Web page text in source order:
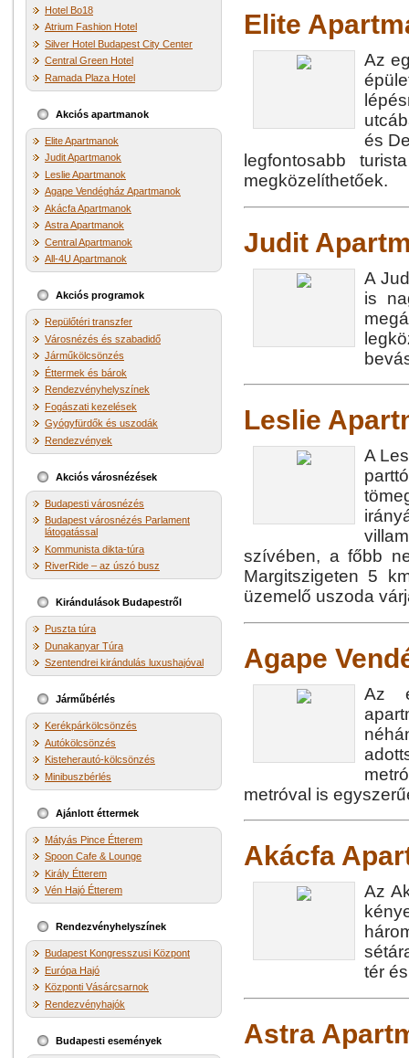
Hotel Bo18
Atrium Fashion Hotel
Silver Hotel Budapest City Center
Central Green Hotel
Ramada Plaza Hotel
Akciós apartmanok
Elite Apartmanok
Judit Apartmanok
Leslie Apartmanok
Agape Vendégház Apartmanok
Akácfa Apartmanok
Astra Apartmanok
Central Apartmanok
All-4U Apartmanok
Akciós programok
Repülőtéri transzfer
Városnézés és szabadidő
Járműkölcsönzés
Éttermek és bárok
Rendezvényhelyszínek
Fogászati kezelések
Gyógyfürdők és uszodák
Rendezvények
Akciós városnézések
Budapesti városnézés
Budapest városnézés Parlament
látogatással
Kommunista dikta-túra
RiverRide – az úszó busz
Kirándulások Budapestről
Puszta túra
Dunakanyar Túra
Szentendrei kirándulás luxushajóval
Járműbérlés
Kerékpárkölcsönzés
Autókölcsönzés
Kisteherautó-kölcsönzés
Minibuszbérlés
Ajánlott éttermek
Mátyás Pince Étterem
Spoon Cafe & Lounge
Király Étterem
Vén Hajó Étterem
Rendezvényhelyszínek
Budapest Kongresszusi Központ
Európa Hajó
Központi Vásárcsarnok
Rendezvényhajók
Budapesti események
Elite
Az
és
legfontosabb
megközelíthetőek.
Judit
A
is
Leslie
A
szívében, a főbb
Margitszigeten 5
üzemelő uszoda
Agape
Az
metróval is
Akácfa
Az
tér
Astra